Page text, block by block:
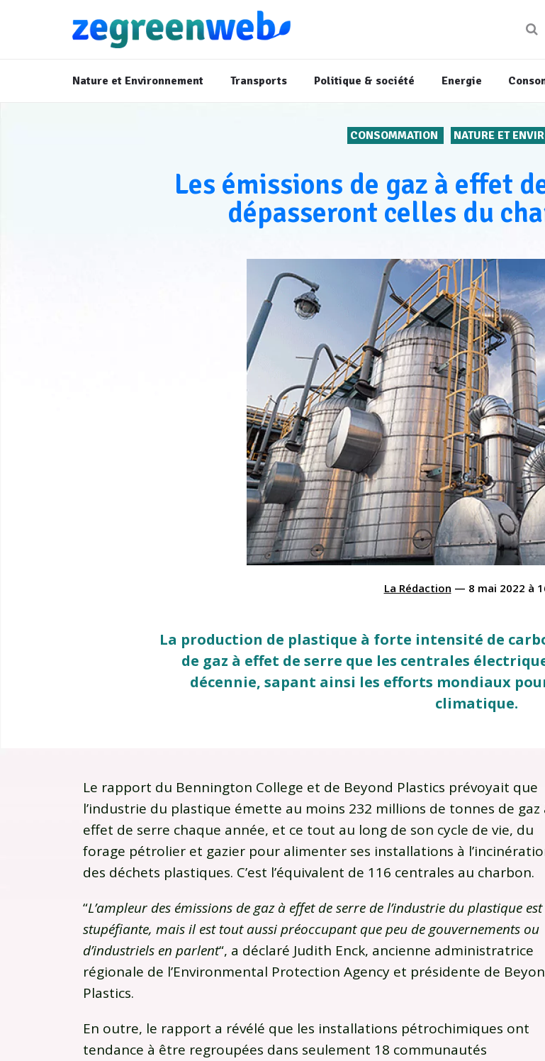
Nature et Environnement Transports Politique & société Energie
CONSOMMATION NATURE ET
Les émissions de gaz à effet
dépasseront celles du
La Rédaction — 8 mai 2022 à
La production de plastique à forte intensité de
de gaz à effet de serre que les centrales
décennie, sapant ainsi les efforts mondiaux
climatique.
Le rapport du Bennington College et de Beyond Plastics prévoyait que
l’industrie du plastique émette au moins 232 millions de tonnes de gaz
effet de serre chaque année, et ce tout au long de son cycle de vie, du
forage pétrolier et gazier pour alimenter ses installations à
des déchets plastiques. C’est l’équivalent de 116 centrales au charbon.
“L’ampleur des émissions de gaz à effet de serre de l’industrie du plastique est
stupéfiante, mais il est tout aussi préoccupant que peu de gouvernements ou
d’industriels en parlent“, a déclaré Judith Enck, ancienne administratrice
régionale de l’Environmental Protection Agency et présidente de
Plastics.
En outre, le rapport a révélé que les installations pétrochimiques ont
tendance à être regroupées dans seulement 18 communautés